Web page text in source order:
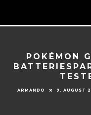
POKÉMON
ARMANDO 9. AUGUST